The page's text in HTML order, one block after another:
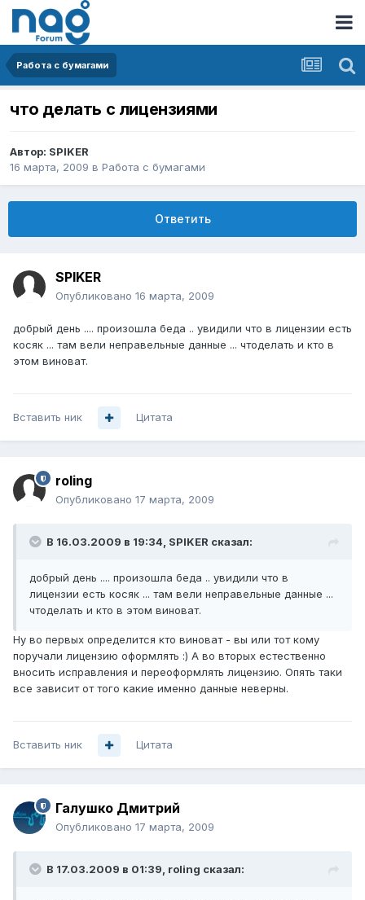
Работа с бумагами
что делать с лицензиями
Автор: SPIKER
16 марта, 2009 в Работа с бумагами
Ответить
SPIKER
Опубликовано 16 марта, 2009
добрый день .... произошла беда .. увидили что в лицензии есть
косяк ... там вели неправельные данные ... чтоделать и кто в
этом виноват.
Вставить ник Цитата
roling
Опубликовано 17 марта, 2009
В 16.03.2009 в 19:34, SPIKER сказал:
добрый день .... произошла беда .. увидили что в
лицензии есть косяк ... там вели неправельные данные ...
чтоделать и кто в этом виноват.
Ну во первых определится кто виноват - вы или тот кому
поручали лицензию оформлять :) А во вторых естественно
вносить исправления и переоформлять лицензию. Опять таки
все зависит от того какие именно данные неверны.
Вставить ник Цитата
Галушко Дмитрий
Опубликовано 17 марта, 2009
В 17.03.2009 в 01:39, roling сказал: